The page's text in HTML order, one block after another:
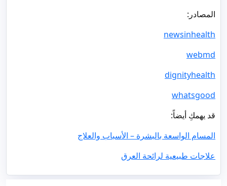
المصادر:
newsinhealth
webmd
dignityhealth
whatsgood
قد يهمكِ أيضاً:
المسام الواسعة بالبشرة – الأسباب والعلاج
علاجات طبيعية لرائحة العرق